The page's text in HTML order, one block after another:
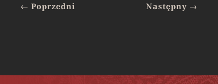
←Poprzedni Następny→